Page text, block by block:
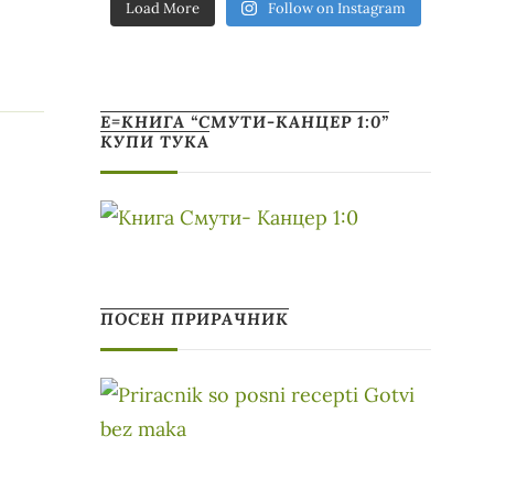
Load More Follow on Instagram
Е=КНИГА “СМУТИ-КАНЦЕР 1:0”
КУПИ ТУКА
ПОСЕН ПРИРАЧНИК